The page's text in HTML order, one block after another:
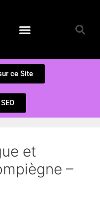
ce Site
et
–